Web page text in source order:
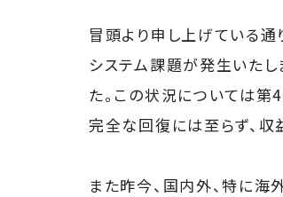
冒頭より申し上げている通
システム課題が発生いた
た。この状況については
完全な回復には至らず、収
また昨今、国内外、特に海